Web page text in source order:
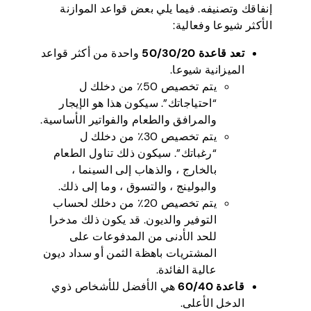
إنفاقك وتصنيفه. فيما يلي بعض قواعد الموازنة
الأكثر شيوعا وفعالية:
تعد قاعدة 50/30/20
واحدة من أكثر قواعد
الميزانية شيوعا.
يتم تخصيص 50٪ من دخلك ل
“احتياجاتك”. سيكون هذا هو الإيجار
والمرافق والطعام والفواتير الأساسية.
يتم تخصيص 30٪ من دخلك ل
“رغباتك”. سيكون ذلك تناول الطعام
بالخارج ، والذهاب إلى السينما ،
والبولينج ، والتسوق ، وما إلى ذلك.
يتم تخصيص 20٪ من دخلك لحساب
التوفير والديون. قد يكون ذلك مدخرا
للحد الأدنى من المدفوعات على
المشتريات باهظة الثمن أو سداد ديون
عالية الفائدة.
قاعدة 60/40
هي الأفضل للأشخاص ذوي
الدخل الأعلى.